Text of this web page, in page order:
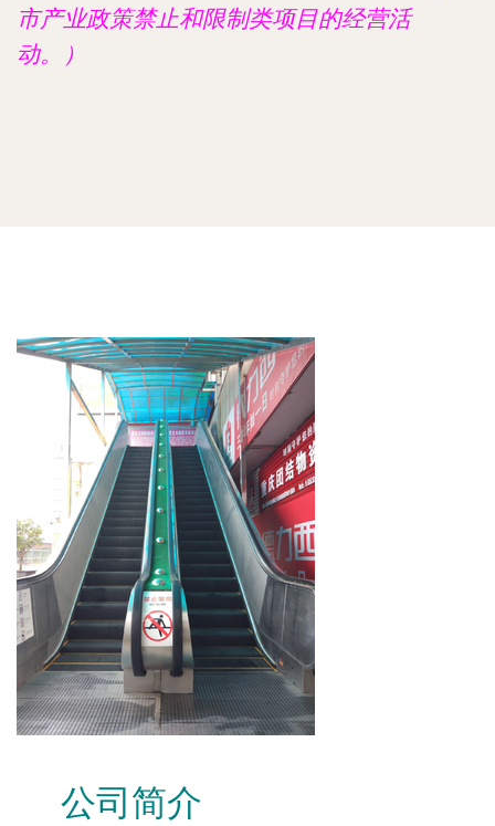
市产业政策禁止和限制类项目的经营活
动。）
公司简介